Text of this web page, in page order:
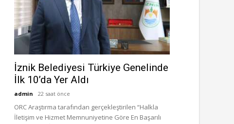
İznik Belediyesi Türkiye Genelinde
İlk 10’da Yer Aldı
admin 22 saat önce
ORC Araştırma tarafından gerçekleştirilen “Halkla
İletişim ve Hizmet Memnuniyetine Göre En Başarılı